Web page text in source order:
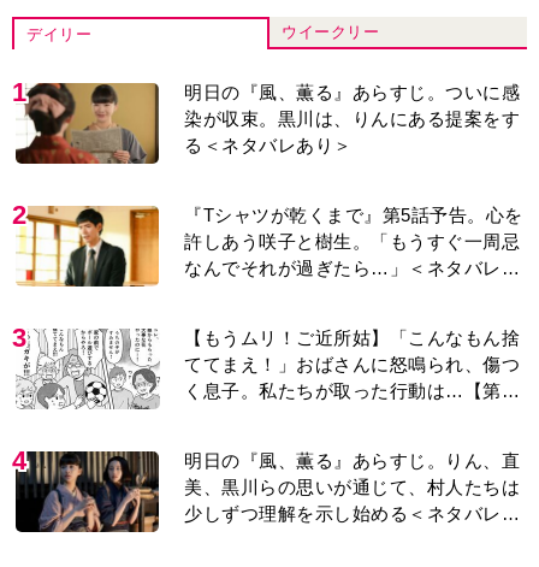
デイリー ウイークリー
1
明日の『風、薫る』あらすじ。ついに感
染が収束。黒川は、りんにある提案をす
る＜ネタバレあり＞
2
『Tシャツが乾くまで』第5話予告。心を
許しあう咲子と樹生。「もうすぐ一周忌
なんでそれが過ぎたら…」＜ネタバレあ
3
【もうムリ！ご近所姑】「こんなもん捨
ててまえ！」おばさんに怒鳴られ、傷つ
く息子。私たちが取った行動は…【第3
4
明日の『風、薫る』あらすじ。りん、直
美、黒川らの思いが通じて、村人たちは
少しずつ理解を示し始める＜ネタバレあ